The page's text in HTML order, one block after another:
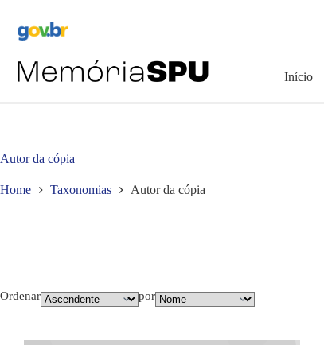
Início
Autor da cópia
Home Taxonomias Autor da cópia
Ordenar por